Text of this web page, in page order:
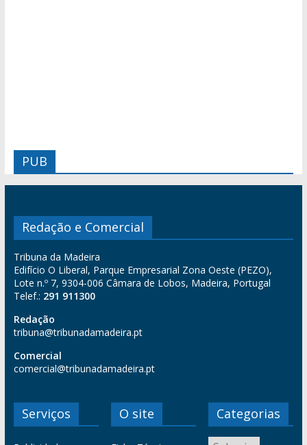
PUB
Redação e Comercial
Tribuna da Madeira
Edifício O Liberal, Parque Empresarial Zona Oeste (PEZO),
Lote n.º 7, 9304-006 Câmara de Lobos, Madeira, Portugal
Telef.: 291 911300
Redação
tribuna@tribunadamadeira.pt
Comercial
comercial@tribunadamadeira.pt
Serviços O site Categorias